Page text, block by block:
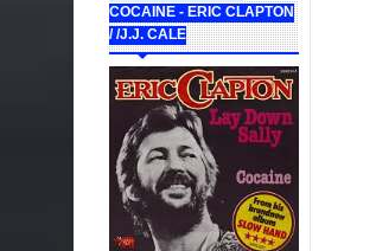
COCAINE - ERIC CLAPTON
/ /J.J. CALE